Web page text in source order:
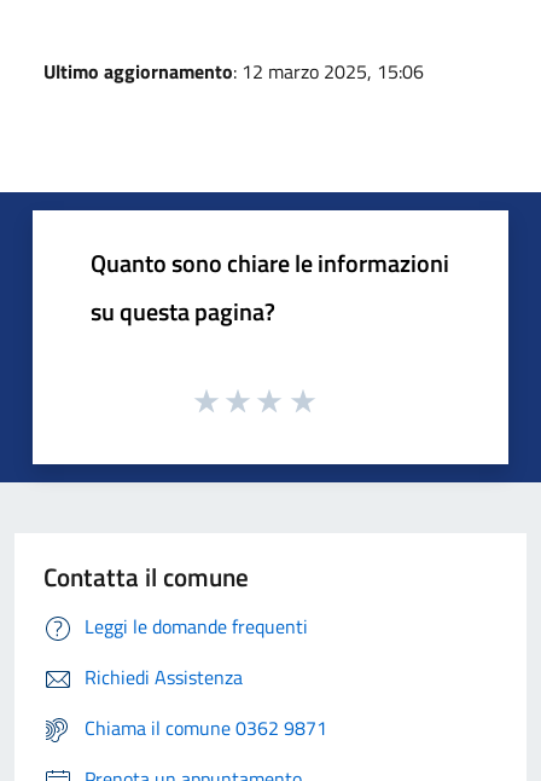
Ultimo aggiornamento: 12 marzo 2025, 15:06
Quanto sono chiare le informazioni
su questa pagina?
Contatta il comune
Leggi le domande frequenti
Richiedi Assistenza
Chiama il comune 0362 9871